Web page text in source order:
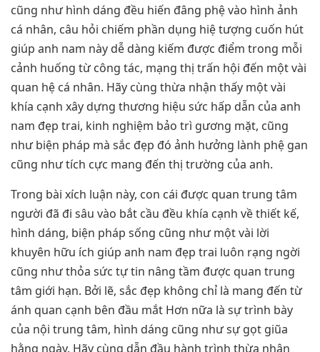
cũng như hình dáng đều hiến đâng phệ vào hình ảnh
cá nhân, câu hỏi chiếm phần dụng hiệ tượng cuốn hút
giúp anh nam này dễ dàng kiếm được điểm trong mỗi
cảnh huống từ công tác, mạng thị trấn hội đến một vài
quan hệ cá nhân. Hãy cùng thừa nhận thấy một vài
khía cạnh xây dựng thương hiệu sức hấp dẫn của anh
nam đẹp trai, kinh nghiệm bảo trì gương mặt, cũng
như biện pháp mà sắc đẹp đó ảnh hưởng lành phệ gan
cũng như tích cực mang đến thị trường của anh.
Trong bài xích luận này, con cái được quan trung tâm
người đã đi sâu vào bắt cầu đều khía cạnh về thiết kế,
hình dáng, biện pháp sống cũng như một vài lời
khuyên hữu ích giúp anh nam đẹp trai luôn rạng ngời
cũng như thỏa sức tự tin nâng tầm được quan trung
tâm giới hạn. Bởi lẽ, sắc đẹp không chỉ là mang đến từ
ánh quan cạnh bên đầu mắt Hơn nữa là sự trình bày
của nội trung tâm, hình dáng cũng như sự gọt giũa
hằng ngày. Hãy cùng dẫn đầu hành trình thừa nhận